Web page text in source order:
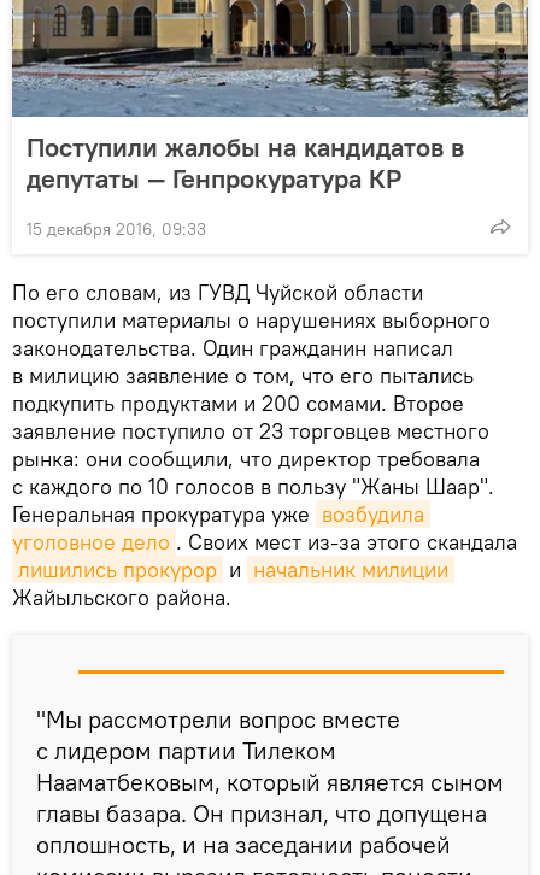
Поступили жалобы на кандидатов в
депутаты — Генпрокуратура КР
15 декабря 2016, 09:33
По его словам, из ГУВД Чуйской области
поступили материалы о нарушениях выборного
законодательства. Один гражданин написал
в милицию заявление о том, что его пытались
подкупить продуктами и 200 сомами. Второе
заявление поступило от 23 торговцев местного
рынка: они сообщили, что директор требовала
с каждого по 10 голосов в пользу "Жаны Шаар".
Генеральная прокуратура уже возбудила
уголовное дело . Своих мест из-за этого скандала
лишились прокурор и начальник милиции
Жайыльского района.
"Мы рассмотрели вопрос вместе
с лидером партии Тилеком
Нааматбековым, который является сыном
главы базара. Он признал, что допущена
оплошность, и на заседании рабочей